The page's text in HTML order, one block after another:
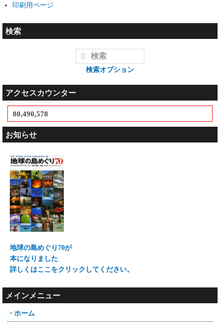
印刷用ページ
検索
検索オプション
アクセスカウンター
80,490,578
お知らせ
地球の島めぐり70が
本になりました
詳しくはここをクリックしてください。
メインメニュー
・ホーム